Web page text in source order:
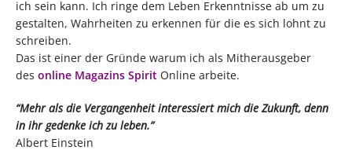
ich sein kann. Ich ringe dem Leben Erkenntnisse ab um zu
gestalten, Wahrheiten zu erkennen für die es sich lohnt zu
schreiben.
Das ist einer der Gründe warum ich als Mitherausgeber
des online Magazins Spirit Online arbeite.
“Mehr als die Vergangenheit interessiert mich die Zukunft, denn
in ihr gedenke ich zu leben.”
Albert Einstein